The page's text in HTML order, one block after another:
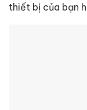
thiết bị của bạn